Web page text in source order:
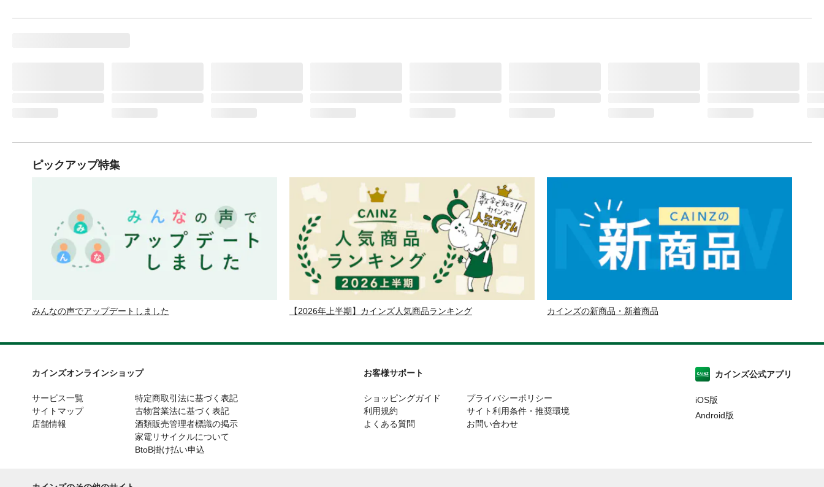
ピックアップ特集
みんなの声でアップデートしました 【2026年上半期】カインズ人気商品ランキング カインズの新商品・新着商品
カインズオンラインショップ
サービス一覧
サイトマップ
店舗情報
特定商取引法に基づく表記
古物営業法に基づく表記
酒類販売管理者標識の掲示
家電リサイクルについて
BtoB掛け払い申込
お客様サポート
ショッピングガイド
利用規約
よくある質問
プライバシーポリシー
サイト利用条件・推奨環境
お問い合わせ
カインズ公式アプリ
iOS版
Android版